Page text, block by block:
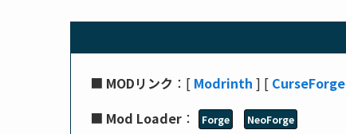
■ MODリンク ：[ Modrinth ] [ CurseForge
■ Mod Loader ： Forge NeoForge